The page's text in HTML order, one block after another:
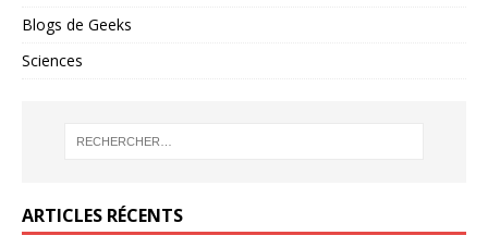
Blogs de Geeks
Sciences
ARTICLES RÉCENTS